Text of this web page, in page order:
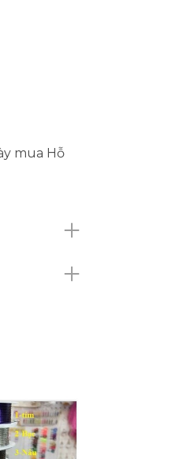
mua Hỗ